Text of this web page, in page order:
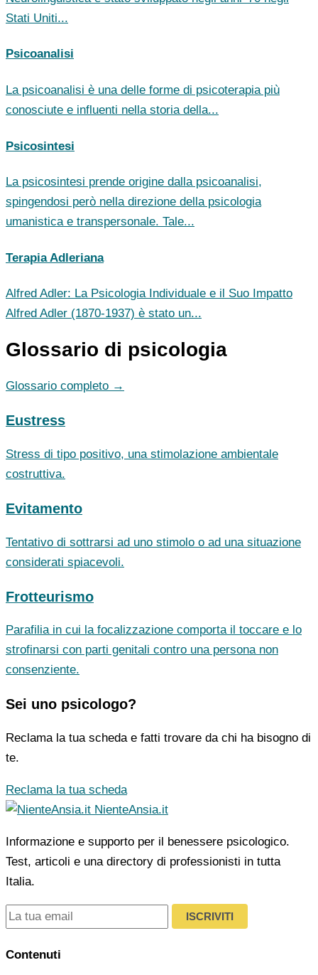
Stati Uniti...
Psicoanalisi
La psicoanalisi è una delle forme di psicoterapia più
conosciute e influenti nella storia della...
Psicosintesi
La psicosintesi prende origine dalla psicoanalisi,
spingendosi però nella direzione della psicologia
umanistica e transpersonale. Tale...
Terapia Adleriana
Alfred Adler: La Psicologia Individuale e il Suo Impatto
Alfred Adler (1870-1937) è stato un...
Glossario di psicologia
Glossario completo →
Eustress
Stress di tipo positivo, una stimolazione ambientale
costruttiva.
Evitamento
Tentativo di sottrarsi ad uno stimolo o ad una situazione
considerati spiacevoli.
Frotteurismo
Parafilia in cui la focalizzazione comporta il toccare e lo
strofinarsi con parti genitali contro una persona non
consenziente.
Sei uno psicologo?
Reclama la tua scheda e fatti trovare da chi ha bisogno di
te.
Reclama la tua scheda
NienteAnsia.it
Informazione e supporto per il benessere psicologico.
Test, articoli e una directory di professionisti in tutta
Italia.
ISCRIVITI
Contenuti